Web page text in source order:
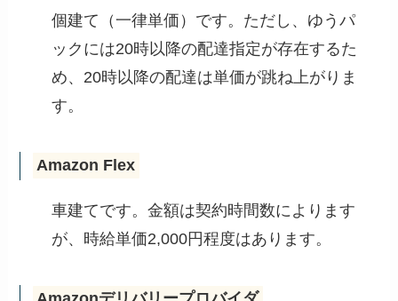
個建て（一律単価）です。ただし、ゆうパ
ックには20時以降の配達指定が存在するた
め、20時以降の配達は単価が跳ね上がりま
す。
Amazon Flex
車建てです。金額は契約時間数によります
が、時給単価2,000円程度はあります。